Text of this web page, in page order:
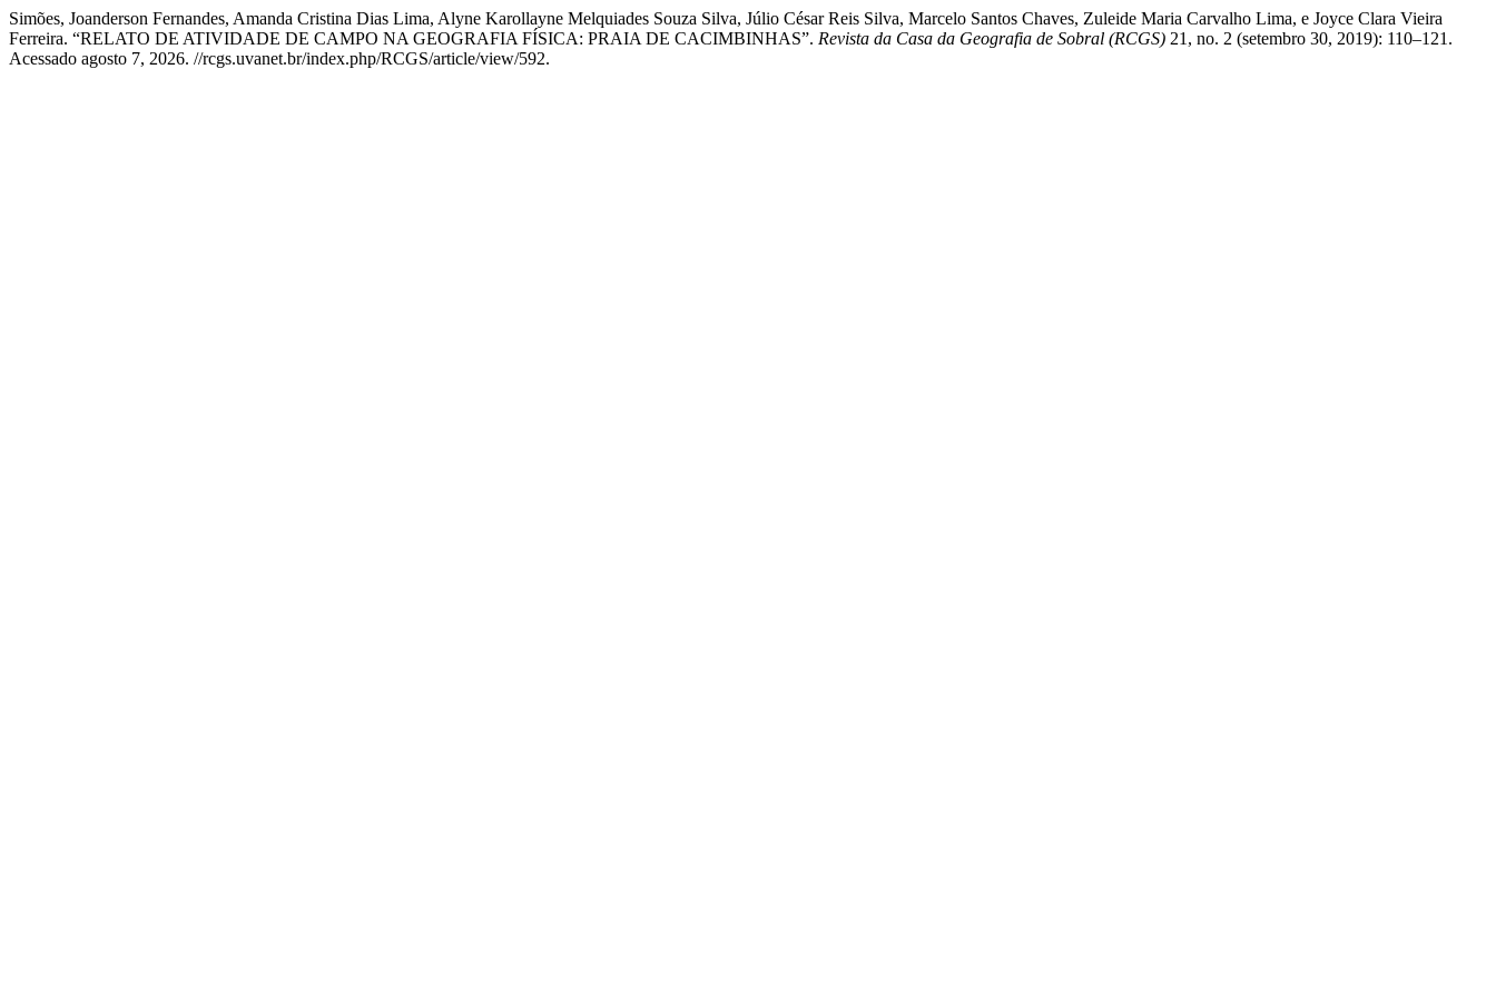
Simões, Joanderson Fernandes, Amanda Cristina Dias Lima, Alyne Karollayne Melquiades Souza Silva, Júlio César Reis Silva, Marcelo Santos Chaves, Zuleide Maria Carvalho Lima, e Joyce Clara Vieira
Ferreira. “RELATO DE ATIVIDADE DE CAMPO NA GEOGRAFIA FÍSICA: PRAIA DE CACIMBINHAS”. Revista da Casa da Geografia de Sobral (RCGS) 21, no. 2 (setembro 30, 2019): 110–121.
Acessado agosto 7, 2026. //rcgs.uvanet.br/index.php/RCGS/article/view/592.